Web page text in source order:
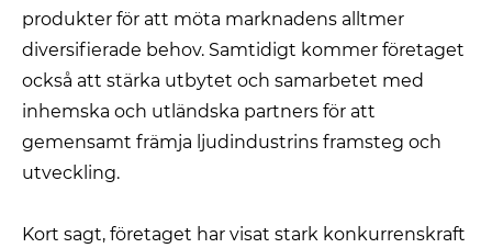
produkter för att möta marknadens alltmer
diversifierade behov. Samtidigt kommer företaget
också att stärka utbytet och samarbetet med
inhemska och utländska partners för att
gemensamt främja ljudindustrins framsteg och
utveckling.
Kort sagt, företaget har visat stark konkurrenskraft